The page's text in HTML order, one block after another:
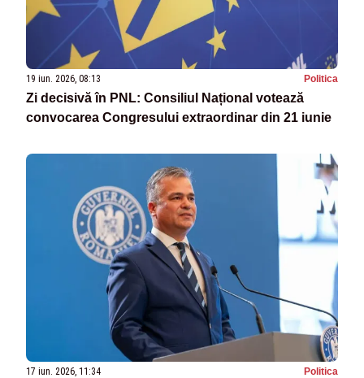
19 iun. 2026, 08:13 Politica
Zi decisivă în PNL: Consiliul Național votează
convocarea Congresului extraordinar din 21 iunie
17 iun. 2026, 11:34 Politica